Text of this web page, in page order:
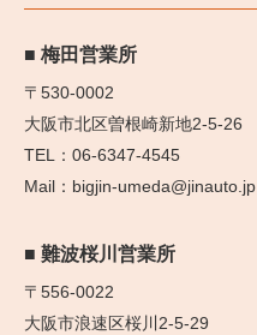
梅田営業所
〒530-0002
大阪市北区曽根崎新地2-5-26
06-6347-4545
bigjin-umeda@jinauto.jp
難波桜川営業所
〒556-0022
大阪市浪速区桜川2-5-29